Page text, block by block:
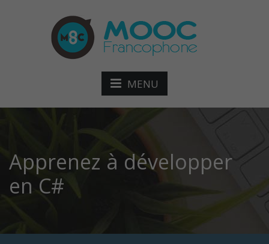
MENU
Apprenez à développer
en C#